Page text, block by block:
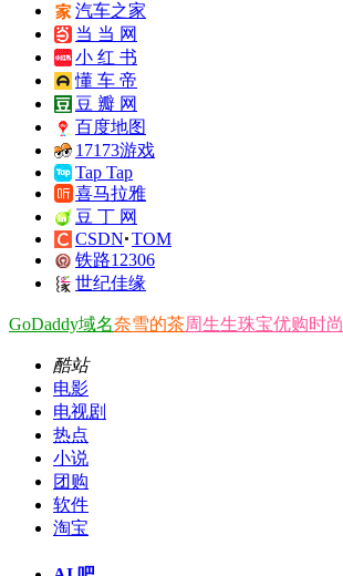
汽车之家
当 当 网
小 红 书
懂 车 帝
豆 瓣 网
百度地图
17173游戏
Tap Tap
喜马拉雅
豆 丁 网
CSDN TOM
铁路12306
世纪佳缘
GoDaddy域名奈雪的茶周生生珠宝优购时尚
酷站
电影
电视剧
热点
小说
团购
软件
淘宝